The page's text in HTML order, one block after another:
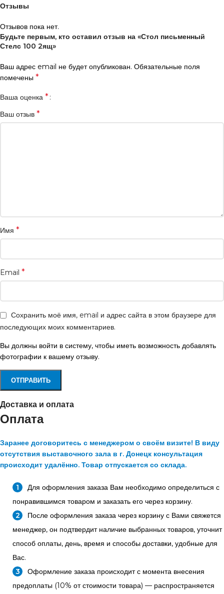
Отзывы
Отзывов пока нет.
Будьте первым, кто оставил отзыв на «Стол письменный
Стелс 100 2ящ»
Ваш адрес email не будет опубликован. Обязательные поля
помечены *
Ваша оценка *
Ваш отзыв *
Имя *
Email *
Сохранить моё имя, email и адрес сайта в этом браузере для
последующих моих комментариев.
Вы должны войти в систему, чтобы иметь возможность добавлять
фотографии к вашему отзыву.
Доставка и оплата
Оплата
Заранее договоритесь с менеджером о своём визите! В виду
отсутствия выставочного зала в г. Донецк консультация
происходит удалённо. Товар отпускается со склада.
Для оформления заказа Вам необходимо определиться с
понравившимся товаром и заказать его через корзину.
После оформления заказа через корзину с Вами свяжется
менеджер, он подтвердит наличие выбранных товаров, уточнит
способ оплаты, день, время и способы доставки, удобные для
Вас.
Оформление заказа происходит с момента внесения
предоплаты (10% от стоимости товара) — распространяется